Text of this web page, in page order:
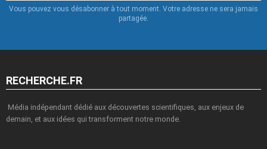
Vous pouvez vous désabonner à tout moment. Votre adresse ne sera jamais
partagée.
RECHERCHE.FR
Média indépendant dédié aux découvertes scientifiques, aux enjeux de
demain, et aux idées qui transforment notre monde.